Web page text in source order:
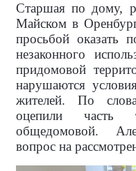
Старшая по дому,
Майском в
просьбой оказать
незаконного
придомовой
нарушаются
жителей. По
оцепили часть
общедомовой.
вопрос на